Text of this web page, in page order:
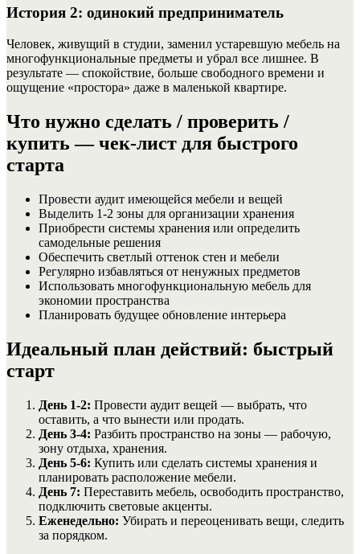
История 2: одинокий предприниматель
Человек, живущий в студии, заменил устаревшую мебель на
многофункциональные предметы и убрал все лишнее. В
результате — спокойствие, больше свободного времени и
ощущение «простора» даже в маленькой квартире.
Что нужно сделать / проверить /
купить — чек-лист для быстрого
старта
Провести аудит имеющейся мебели и вещей
Выделить 1-2 зоны для организации хранения
Приобрести системы хранения или определить
самодельные решения
Обеспечить светлый оттенок стен и мебели
Регулярно избавляться от ненужных предметов
Использовать многофункциональную мебель для
экономии пространства
Планировать будущее обновление интерьера
Идеальный план действий: быстрый
старт
День 1-2: Провести аудит вещей — выбрать, что
оставить, а что вынести или продать.
День 3-4: Разбить пространство на зоны — рабочую,
зону отдыха, хранения.
День 5-6: Купить или сделать системы хранения и
планировать расположение мебели.
День 7: Переставить мебель, освободить пространство,
подключить световые акценты.
Еженедельно: Убирать и переоценивать вещи, следить
за порядком.